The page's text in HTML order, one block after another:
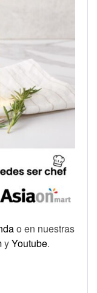
o en nuestras
yYoutube.